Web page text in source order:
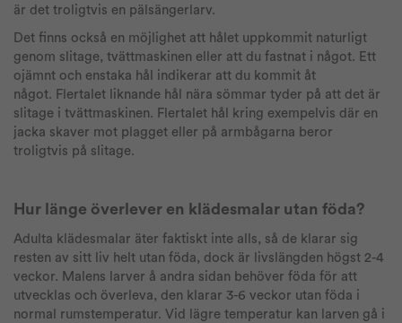
är det troligtvis en pälsängerlarv.
Det finns också en möjlighet att hålet uppkommit naturligt
genom slitage, tvättmaskinen eller att du fastnat i något. Ett
ojämnt och enstaka hål indikerar att du kommit åt
något. Flertalet liknande hål nära sömmar tyder på att det är
slitage i tvättmaskinen. Flertalet hål kring exempelvis där en
jacka skaver mot plagget eller på armbågarna beror
troligtvis på slitage.
Hur länge överlever en klädesmalar utan föda?
Adulta klädesmalar äter faktiskt inte alls, så de klarar sig
resten av sitt liv helt utan föda, dock är livslängden högst 2-4
veckor. Malens larver å andra sidan behöver föda för att
utvecklas och överleva, den klarar 3-6 veckor utan föda i
normal rumstemperatur. Vid lägre temperatur kan larven gå i